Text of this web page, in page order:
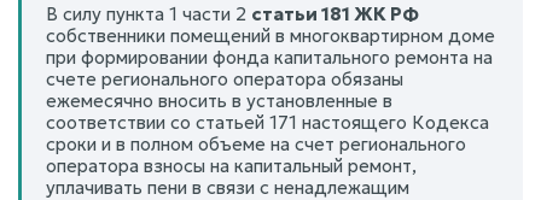
В силу пункта 1 части 2 статьи 181 ЖК РФ
собственники помещений в многоквартирном доме
при формировании фонда капитального ремонта на
счете регионального оператора обязаны
ежемесячно вносить в установленные в
соответствии со статьей 171 настоящего Кодекса
сроки и в полном объеме на счет регионального
оператора взносы на капитальный ремонт,
уплачивать пени в связи с ненадлежащим